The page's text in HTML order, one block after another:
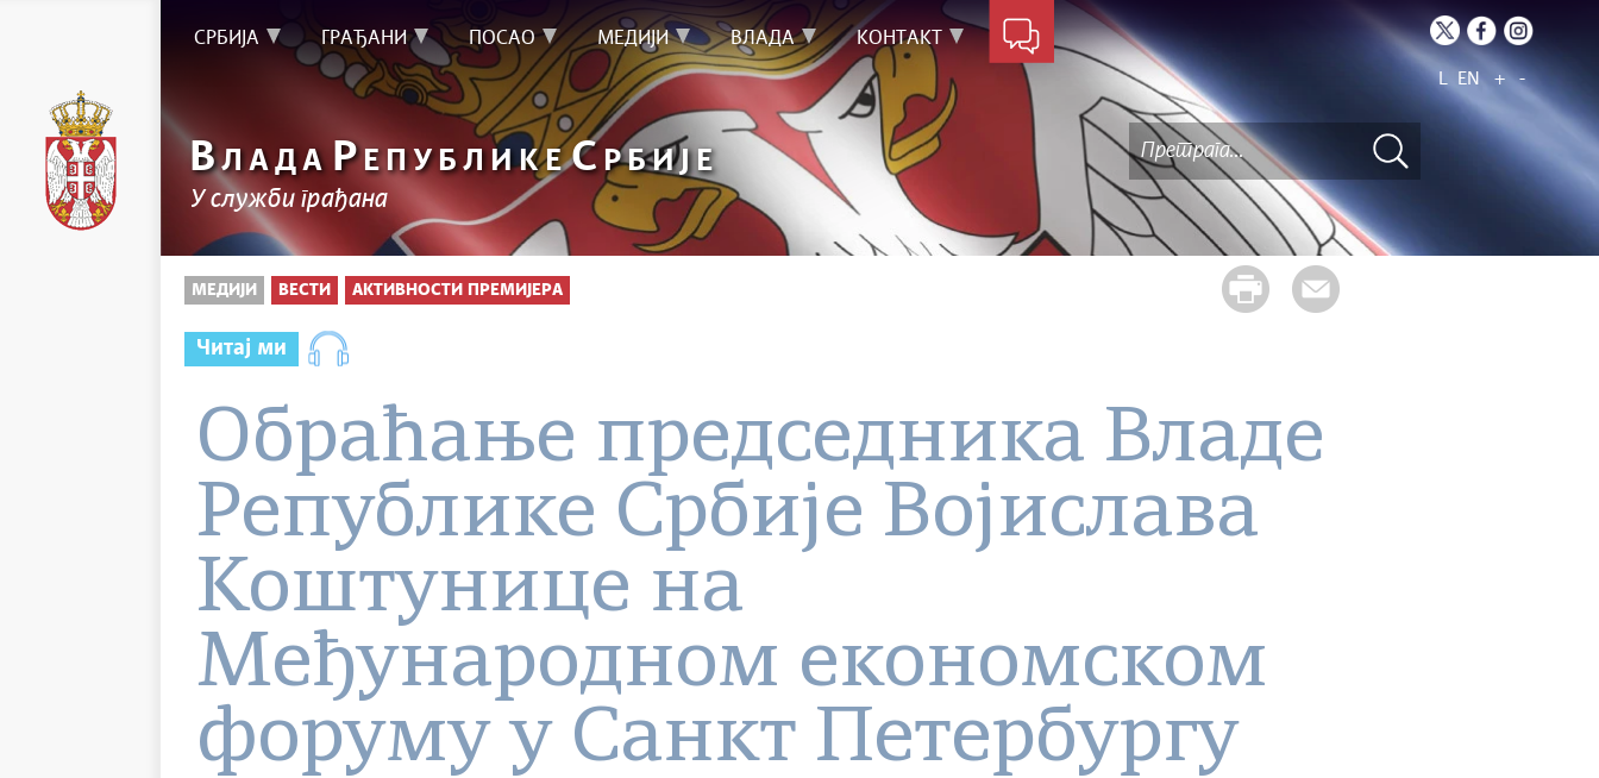
СРБИЈА ГРАЂАНИ ПОСАО МЕДИЈИ ВЛАДА КОНТАКТ
L EN + -
ВЛАДА Р ЕПУБЛИКЕС РБИЈЕ
У служби грађана
МЕДИЈИ ВЕСТИ АКТИВНОСТИ ПРЕМИЈЕРА
Читај ми
Обраћање председника Владе
Републике Србије Војислава
Коштунице на
Међународном економском
форуму у Санкт Петербургу